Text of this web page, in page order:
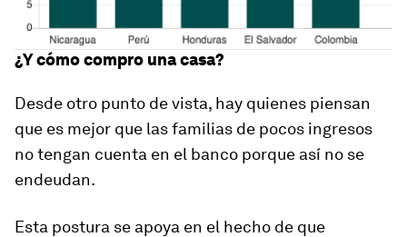
¿Y cómo compro una casa?
Desde otro punto de vista, hay quienes piensan
que es mejor que las familias de pocos ingresos
no tengan cuenta en el banco porque así no se
endeudan.
Esta postura se apoya en el hecho de que